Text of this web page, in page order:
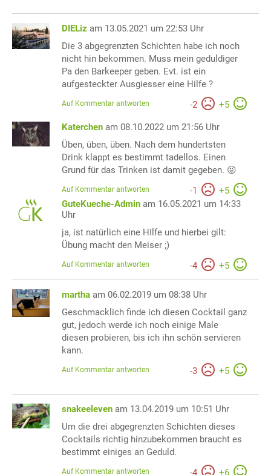
DIELiz am 13.05.2021 um 22:53 Uhr
Die 3 abgegrenzten Schichten habe ich noch
nicht hin bekommen. Muss mein geduldiger
Pa den Barkeeper geben. Evt. ist ein
aufgesteckter Ausgiesser eine Hilfe ?
-2 +5
Auf Kommentar antworten
Katerchen am 08.10.2022 um 21:56 Uhr
Üben, üben, üben. Nach dem hundertsten
Drink klappt es bestimmt tadellos. Einen
Grund für das Trinken ist damit gegeben. 😜
-1 +5
Auf Kommentar antworten
GuteKueche-Admin am 16.05.2021 um 14:33
Uhr
ja, ist natürlich eine HIlfe und hierbei gilt:
Übung macht den Meiser ;)
-4 +5
Auf Kommentar antworten
martha am 06.02.2019 um 08:38 Uhr
Geschmacklich finde ich diesen Cocktail ganz
gut, jedoch werde ich noch einige Male
diesen probieren, bis ich ihn schön servieren
kann.
-3 +5
Auf Kommentar antworten
snakeeleven am 13.04.2019 um 10:51 Uhr
Um die drei abgegrenzten Schichten dieses
Cocktails richtig hinzubekommen braucht es
bestimmt einiges an Geduld.
-4 +6
Auf Kommentar antworten